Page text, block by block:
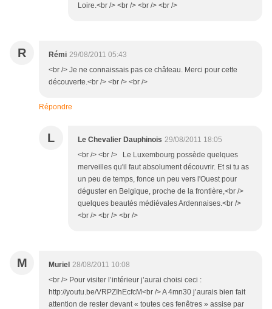
Loire.<br /> <br /> <br /> <br />
R Rémi 29/08/2011 05:43
<br /> Je ne connaissais pas ce château. Merci pour cette
découverte.<br /> <br /> <br />
Répondre
L Le Chevalier Dauphinois 29/08/2011 18:05
<br /> <br /> Le Luxembourg possède quelques
merveilles qu'il faut absolument découvrir. Et si tu as
un peu de temps, fonce un peu vers l'Ouest pour
déguster en Belgique, proche de la frontière,<br />
quelques beautés médiévales Ardennaises.<br />
<br /> <br /> <br />
M Muriel 28/08/2011 10:08
<br /> Pour visiter l’intérieur j’aurai choisi ceci :
http://youtu.be/VRPZIhEcfcM<br /> A 4mn30 j’aurais bien fait
attention de rester devant « toutes ces fenêtres » assise par